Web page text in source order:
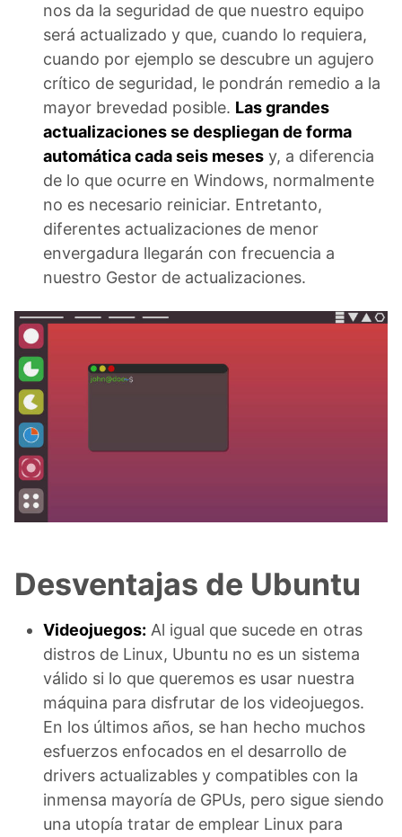
nos da la seguridad de que nuestro equipo
será actualizado y que, cuando lo requiera,
cuando por ejemplo se descubre un agujero
crítico de seguridad, le pondrán remedio a la
mayor brevedad posible. Las grandes
actualizaciones se despliegan de forma
automática cada seis meses y, a diferencia
de lo que ocurre en Windows, normalmente
no es necesario reiniciar. Entretanto,
diferentes actualizaciones de menor
envergadura llegarán con frecuencia a
nuestro Gestor de actualizaciones.
Desventajas de Ubuntu
Videojuegos: Al igual que sucede en otras
distros de Linux, Ubuntu no es un sistema
válido si lo que queremos es usar nuestra
máquina para disfrutar de los videojuegos.
En los últimos años, se han hecho muchos
esfuerzos enfocados en el desarrollo de
drivers actualizables y compatibles con la
inmensa mayoría de GPUs, pero sigue siendo
una utopía tratar de emplear Linux para